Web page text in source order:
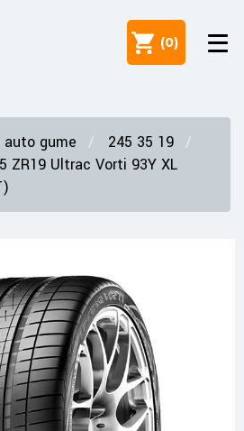
(0)
auto gume
245 35 19
ZR19 Ultrac Vorti 93Y XL